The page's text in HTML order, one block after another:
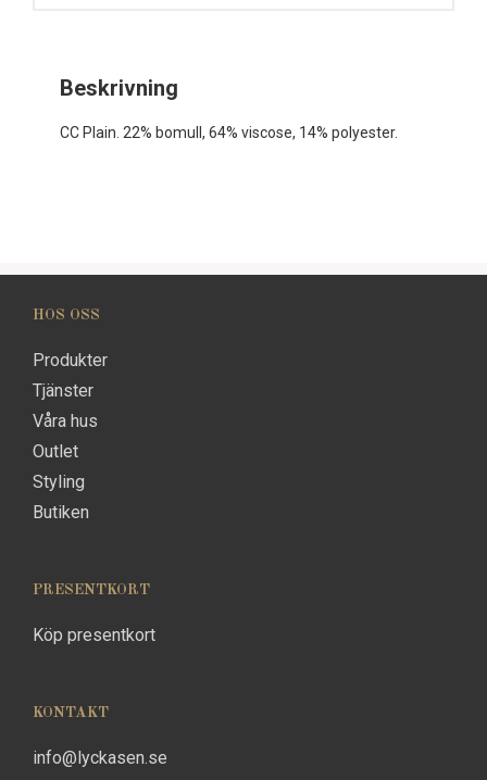
Beskrivning
CC Plain. 22% bomull, 64% viscose, 14% polyester.
HOS OSS
Produkter
Tjänster
Våra hus
Outlet
Styling
Butiken
PRESENTKORT
Köp presentkort
KONTAKT
info@lyckasen.se